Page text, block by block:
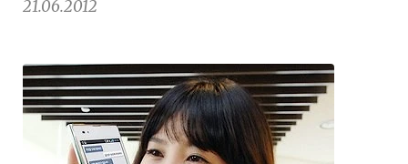
21.06.2012